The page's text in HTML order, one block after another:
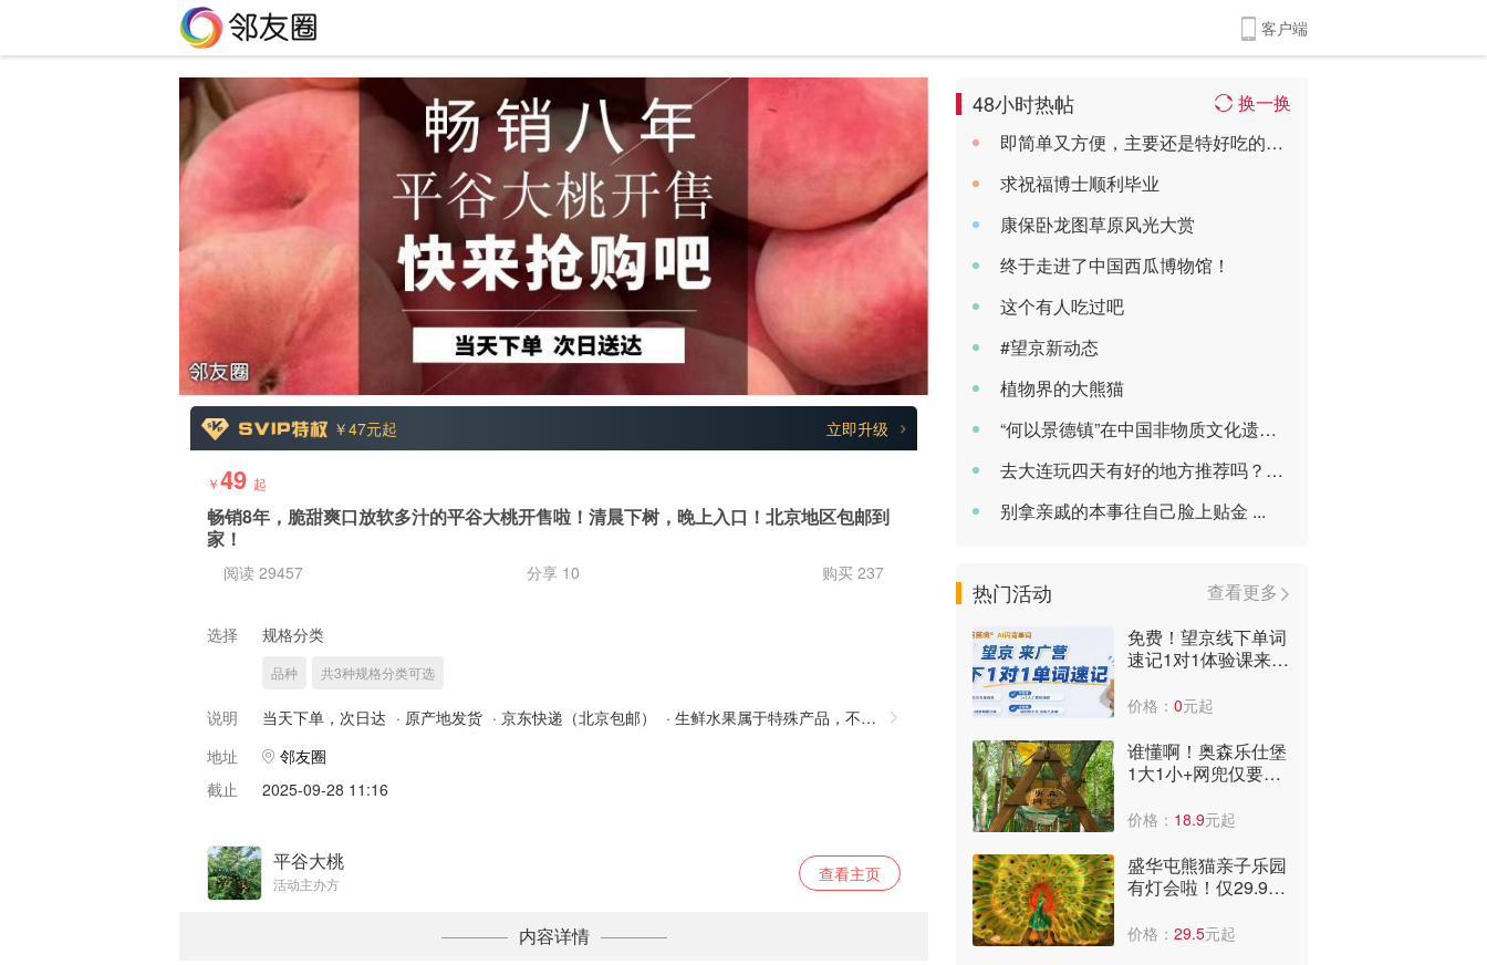
客户端
￥47元起 立即升级
￥49 起
畅销8年，脆甜爽口放软多汁的平谷大桃开售啦！清晨下树，晚上入口！北京地区包邮到
家！
阅读 29457 分享 10 购买 237
选择 规格分类
品种 共3种规格分类可选
说明 当天下单，次日达 · 原产地发货 · 京东快递（北京包邮） · 生鲜水果属于特殊产品，不支持退款退货处理
地址
邻友圈
截止
2025-09-28 11:16
平谷大桃
活动主办方
查看主页
内容详情
48小时热帖
换一换
即简单又方便，主要还是特好吃的凉拌包菜做 ...
求祝福博士顺利毕业
康保卧龙图草原风光大赏
终于走进了中国西瓜博物馆！
这个有人吃过吧
#望京新动态
植物界的大熊猫
“何以景德镇”在中国非物质文化遗产馆限时 ...
去大连玩四天有好的地方推荐吗？带娃 ...
别拿亲戚的本事往自己脸上贴金 ...
热门活动
查看更多
免费！望京线下单词
速记1对1体验课来
个月阅读课包！
价格： 0元起
谁懂啊！奥森乐仕堡
1大1小+网兜仅要
全年低价啊！
价格： 18.9元起
盛华屯熊猫亲子乐园
有灯会啦！仅29.9
儿童乐园。
价格： 29.5元起